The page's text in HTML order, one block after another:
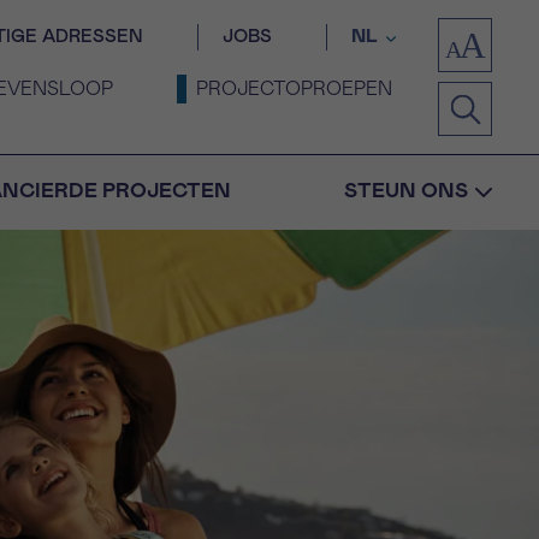
ADRESSEN JOBS NL
PROJECTOPROEPEN
PROJECTEN STEUN ONS
Bevestiging